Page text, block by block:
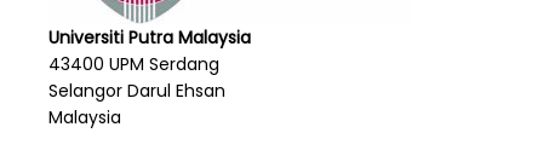
Universiti Putra Malaysia
43400 UPM Serdang
Selangor Darul Ehsan
Malaysia